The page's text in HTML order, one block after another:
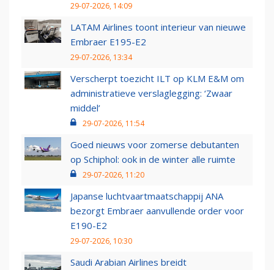
29-07-2026, 14:09
LATAM Airlines toont interieur van nieuwe
Embraer E195-E2
29-07-2026, 13:34
Verscherpt toezicht ILT op KLM E&M om
administratieve verslaglegging: ‘Zwaar
middel’
29-07-2026, 11:54
Goed nieuws voor zomerse debutanten
op Schiphol: ook in de winter alle ruimte
29-07-2026, 11:20
Japanse luchtvaartmaatschappij ANA
bezorgt Embraer aanvullende order voor
E190-E2
29-07-2026, 10:30
Saudi Arabian Airlines breidt